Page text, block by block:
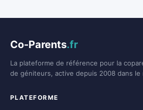
Co-Parents.fr
La plateforme de référence pour la
de géniteurs, active depuis 2008 dans le
PLATEFORME